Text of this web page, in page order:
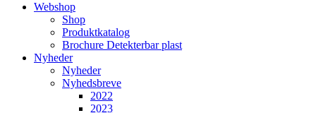
Webshop
Shop
Produktkatalog
Brochure Detekterbar plast
Nyheder
Nyheder
Nyhedsbreve
2022
2023